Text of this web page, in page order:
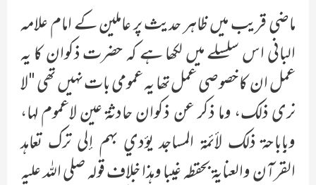
ماضی قریب میں ظاہر حدیث پر عاملین کے امام علامہ
البانی اس سلسلے میں لکھا ہے کہ حضرت ذکوان کا یہ
عمل ان کا خصوصی عمل تھا یہ عمومی بات نہیں تھی "لا
نری ذلک، وما ذکر عن ذکوان حادثة عین لاعموم لہا،
وبإباحة ذلک لأئمة المساجد یوٴدي بہم إلی ترک تعاہد
القرآن والعنایة بحفظہ غیبا وہذا خلاف قولہ صلی اللہ علیہ